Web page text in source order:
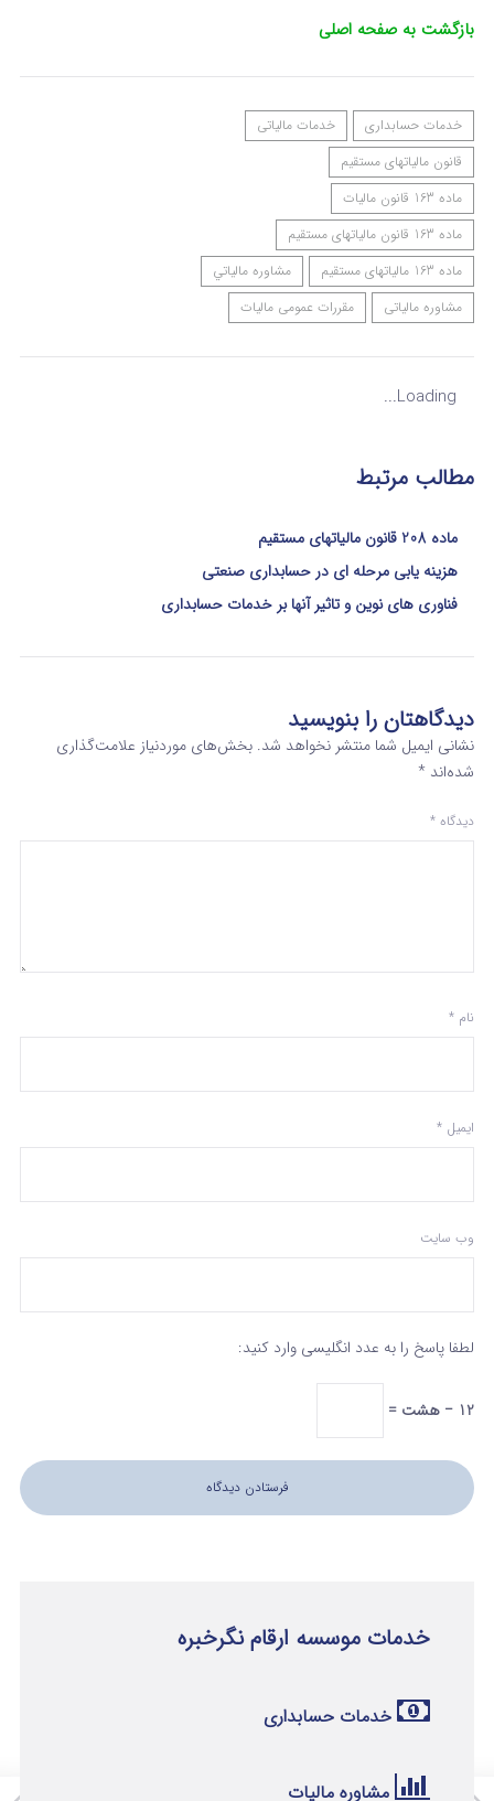
بازگشت به صفحه اصلی
خدمات حسابداری
خدمات مالیاتی
قانون مالیاتهای مستقیم
ماده 163 قانون مالیات
ماده 163 قانون مالیاتهای مستقیم
ماده 163 مالیاتهای مستقیم
مشاوره مالياتي
مشاوره مالیاتی
مقررات عمومی مالیات
Loading...
مطالب مرتبط
ماده 208 قانون مالیاتهای مستقیم
هزینه یابی مرحله ای در حسابداری صنعتی
فناوری های نوین و تاثیر آنها بر خدمات حسابداری
دیدگاهتان را بنویسید
نشانی ایمیل شما منتشر نخواهد شد. بخش‌های موردنیاز علامت‌گذاری
شده‌اند *
دیدگاه *
نام *
ایمیل *
وب‌ سایت
لطفا پاسخ را به عدد انگلیسی وارد کنید:
12 − هشت =
خدمات موسسه ارقام نگرخبره
خدمات حسابداری
مشاوره مالیات